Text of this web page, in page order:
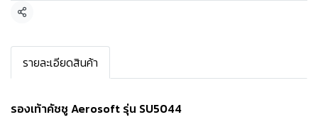
แชร์
รายละเอียดสินค้า
รองเท้าคัชชู Aerosoft รุ่น SU5044